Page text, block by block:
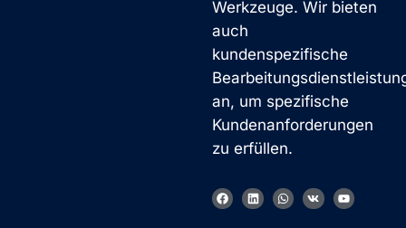
Werkzeuge. Wir bieten
auch
kundenspezifische
an, um spezifische
Kundenanforderungen
zu erfüllen.
F
a
L
i
W
h
V
k
Y
o